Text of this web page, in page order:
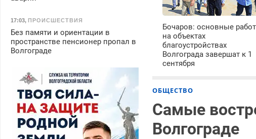
Бочаров: основные
на объектах
благоустройствах
Волгограда завершат к 1
сентября
ОБЩЕСТВО
Самые
Волгограде
17:03, ПРОИСШЕСТВИЯ
Без памяти и ориентации в
пространстве пенсионер пропал в
Волгограде